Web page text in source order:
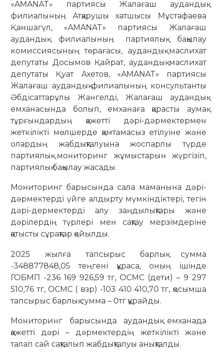
«AMANAT» партиясы Жалағаш аудандық
филиалының Атқарушы хатшысы Мұстафаева
Қаншагүл, «AMANAT» партиясы Жалағаш
аудандық филиалының партиялық бақылау
комиссиясының төрағасы, аудандық маслихат
депутаты Досымов Қайрат, аудандық маслихат
депутаты Қуат Ахетов, «AMANAT» партиясы
Жалағаш аудандық филиалының консультанты
Әбдісаттарұлы Жангелді, Жалағаш аудандық
емханасында болып, емханаға қарасты аумақ
тұрғындардың қажетті дәрі-дәрмектермен
жеткілікті мөлшерде қамтамасыз етілуіне және
олардың жабдықталуына жоспарлы түрде
партиялық мониторинг жұмыстарын жүргізіп,
партиялық бақылау жасады.
Мониторинг барысында сала маманына дәрі-
дәрмектерді үйге алдырту мүмкіндіктері, тегін
дәрі-дермектерді алу заңдылықтары және
дәрілердің түрлері мен сақтау мерзімдеріне
қатысты сұрақтар қойылды.
2025 жылға тапсырыс барлық сумма
-348877848,05 теңгені құраса, оның ішінде
ГОБМП -236 169 926,59 тг, ОСМС (дети) – 9 297
510,76 тг, ОСМС ( взр) -103 410 410,70 тг, қосымша
тапсырыс барлық сумма – 0тг құрайды.
Мониторинг барысында аудандық емханада
қажетті дәрі – дәрмектердің жеткілікті және
талап сай сақталып жабдықталуы анықталды.